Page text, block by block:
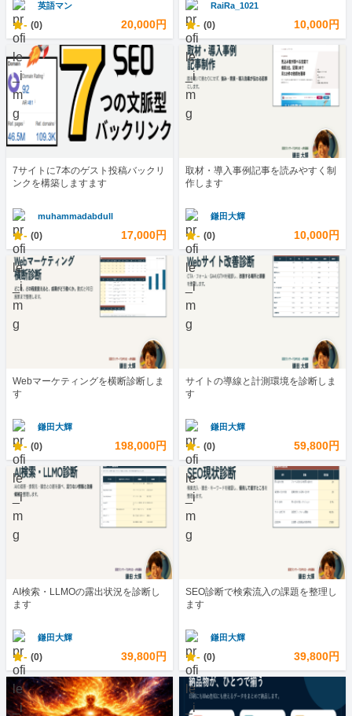
英語マン
- (0) 20,000円
RaiRa_1021
- (0) 10,000円
7サイトに7本のゲスト投稿バックリ
ンクを構築しますます
muhammadabdull
- (0) 17,000円
取材・導入事例記事を読みやすく制
作します
鎌田大輝
- (0) 10,000円
Webマーケティングを横断診断しま
す
鎌田大輝
- (0) 198,000円
サイトの導線と計測環境を診断しま
す
鎌田大輝
- (0) 59,800円
AI検索・LLMOの露出状況を診断し
ます
鎌田大輝
- (0) 39,800円
SEO診断で検索流入の課題を整理し
ます
鎌田大輝
- (0) 39,800円